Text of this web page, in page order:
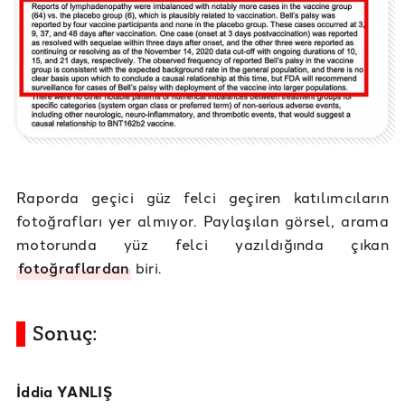
Raporda geçici güz felci geçiren katılımcıların
fotoğrafları yer almıyor. Paylaşılan görsel, arama
motorunda yüz felci yazıldığında çıkan
fotoğraflardan biri.
Sonuç:
İddia YANLIŞ